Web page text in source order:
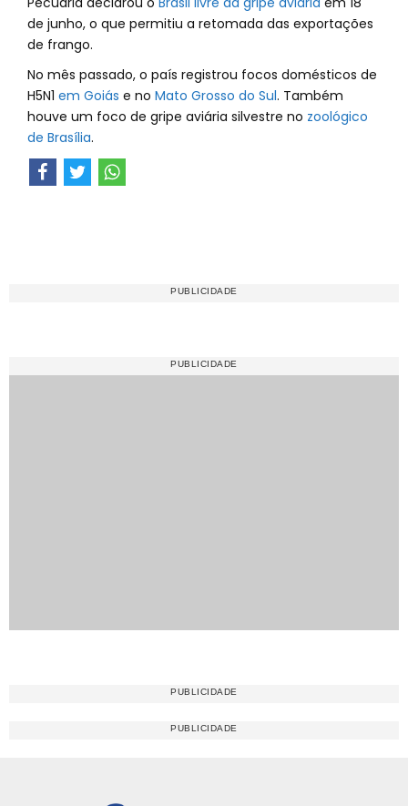
de junho, o que permitiu a retomada das exportações
de frango.
No mês passado, o país registrou focos domésticos de
H5N1 em Goiás e no Mato Grosso do Sul. Também
houve um foco de gripe aviária silvestre no zoológico
de Brasília.